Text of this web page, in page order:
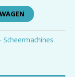
Scheermachines